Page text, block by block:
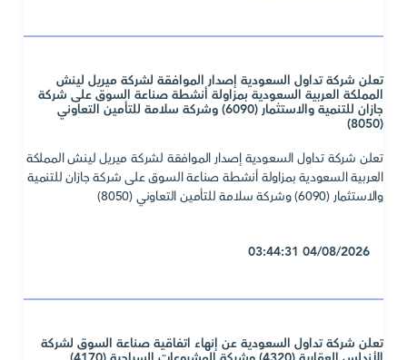
تعلن شركة تداول السعودية إصدار الموافقة لشركة ميريل لينش
المملكة العربية السعودية بمزاولة أنشطة صناعة السوق على شركة
جازان للتنمية والاستثمار (6090) وشركة سلامة للتأمين التعاوني
(8050)
تعلن شركة تداول السعودية إصدار الموافقة لشركة ميريل لينش المملكة
العربية السعودية بمزاولة أنشطة صناعة السوق على شركة جازان للتنمية
والاستثمار (6090) وشركة سلامة للتأمين التعاوني (8050)
04/08/2026 03:44:31
تعلن شركة تداول السعودية عن إنهاء اتفاقية صناعة السوق لشركة